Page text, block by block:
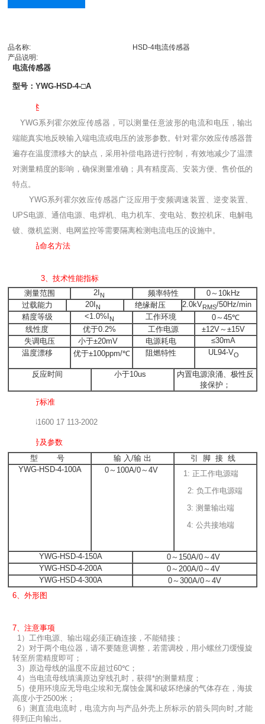
品名称:
HSD-4电流传感器
产品说明:
电流传感器
型号：YWG-HSD-4-□A
概述
YWG系列霍尔效应传感器，可以测量任意波形的电流和电压，输出
端能真实地反映输入端电流或电压的波形参数。针对霍尔效应传感器普
遍存在温度漂移大的缺点，采用补偿电路进行控制，有效地减少了温漂
对测量精度的影响，确保测量准确；具有精度高、安装方便、售价低的
特点。
YWG系列霍尔效应传感器广泛应用于变频调速装置、逆变装置、
UPS电源、通信电源、电焊机、电力机车、变电站、数控机床、电解电
镀、微机监测、电网监控等需要隔离检测电流电压的设施中。
产品命名方法
3、 技术性能指标
测量范围
2I N 频率特性
0～10kHz
过载能力
20I N 绝缘耐压 2.0kVRMS/50Hz/min
精度等级
<1.0%I N 工作环境 0～45℃
线性度
优于0.2% 工作电源 ±12V～ ±15V
失调电压
小于±20mV 电源耗电 ≤30mA
温度漂移
优于±100ppm/℃ 阻燃特性 UL94-VO
反应时间 小于10us
内置电源浪涌、极性反
接保护；
执行标准
QB/441600 17 113-2002
5、型号及参数
型
号 输 入/输 出 引 脚 接 线
YWG-HSD-4-100A
0～100A/0～4V
1: 正工作电源端
2: 负工作电源端
3: 测量输出端
4: 公共接地端
YWG-HSD-4-150A
0～150A/0～4V
YWG-HSD-4-200A
0～200A/0～4V
YWG-HSD-4-300A
0～300A/0～4V
6、外形图
7、注意事项
1）工作电源、输出端必须正确连接，不能错接；
2）对于两个电位器，请不要随意调整，若需调校，用小螺丝刀缓慢旋
转至所需精度即可；
3）原边母线的温度不应超过60℃；
4）当电流母线填满原边穿线孔时，获得*的测量精度；
5） 使用环境应无导电尘埃和无腐蚀金属和破坏绝缘的气体存在，海拔
高度小于2500米；
6）测直流电流时，电流方向与产品外壳上所标示的箭头同向时,才能
得到正向输出。